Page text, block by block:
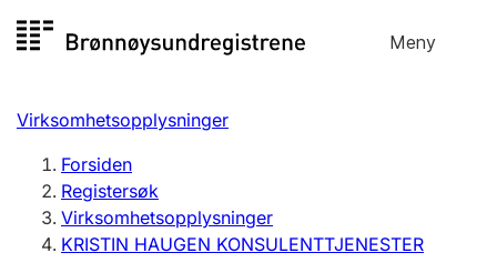
til
Meny
Registersøk
Aksjeselskap
Enkeltpersonforetak
Registrere, endre, slette
Virksomhetsopplysninger
Forsiden
Registersøk
Virksomhetsopplysninger
KRISTIN HAUGEN KONSULENTTJENESTER